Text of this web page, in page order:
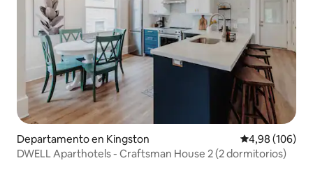
Departamento en Kingston Calificación
4,98 (106)
DWELL Aparthotels - Craftsman House 2 (2 dormitorios)